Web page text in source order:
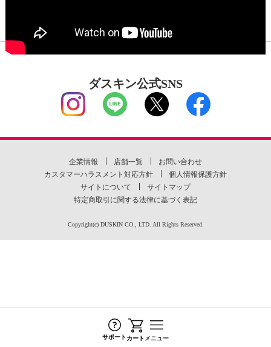
サポート カート メニュー
ダスキン公式SNS
企業情報 店舗一覧
お問い合わせ
カスタマーハラスメント対応方針
個人情報保護方針
サイトについて
サイトマップ
特定商取引に関する法律に基づく表記
Copyright(c) DUSKIN CO., LTD. All Rights Reserved.